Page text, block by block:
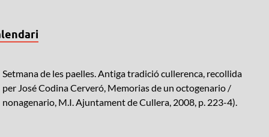
Setmana de les paelles. Antiga tradició cullerenca, recollida
per José Codina Cerveró, Memorias de un octogenario /
nonagenario, M.I. Ajuntament de Cullera, 2008, p. 223-4).